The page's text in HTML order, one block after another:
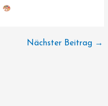
Nächster Beitrag →